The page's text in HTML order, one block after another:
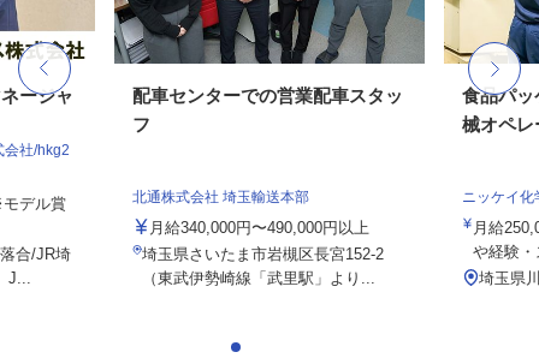
ージャ
社/hkg2
デル賞
合/JR埼
配車センターでの営業配車スタッ
フ
北通株式会社 埼玉輸送本部
月給340,000円〜490,000円以上
埼玉県さいたま市岩槻区長宮152-2
（東武伊勢崎線「武里駅」より...
食品パッ
械オペレ
ニッケイ
月給
や経験
埼玉県